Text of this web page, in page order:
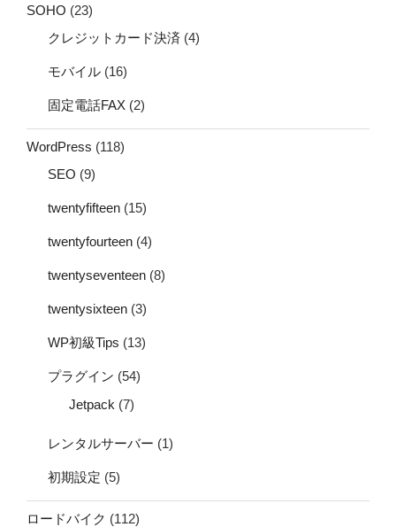
SOHO (23)
クレジットカード決済 (4)
モバイル (16)
固定電話FAX (2)
WordPress (118)
SEO (9)
twentyfifteen (15)
twentyfourteen (4)
twentyseventeen (8)
twentysixteen (3)
WP初級Tips (13)
プラグイン (54)
Jetpack (7)
レンタルサーバー (1)
初期設定 (5)
ロードバイク (112)